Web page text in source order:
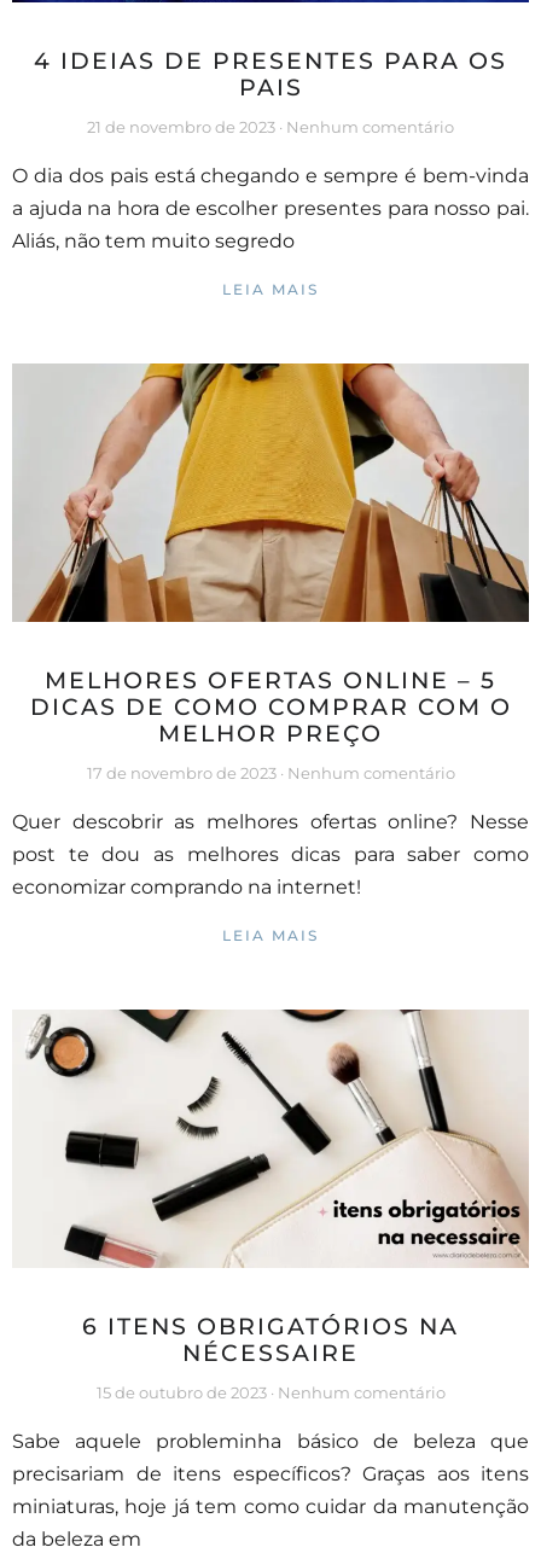
4 IDEIAS DE PRESENTES PARA OS
PAIS
21 de novembro de 2023 Nenhum comentário
O dia dos pais está chegando e sempre é bem-vinda
a ajuda na hora de escolher presentes para nosso pai.
Aliás, não tem muito segredo
LEIA MAIS
MELHORES OFERTAS ONLINE – 5
DICAS DE COMO COMPRAR COM O
MELHOR PREÇO
17 de novembro de 2023 Nenhum comentário
Quer descobrir as melhores ofertas online? Nesse
post te dou as melhores dicas para saber como
economizar comprando na internet!
LEIA MAIS
6 ITENS OBRIGATÓRIOS NA
NÉCESSAIRE
15 de outubro de 2023 Nenhum comentário
Sabe aquele probleminha básico de beleza que
precisariam de itens específicos? Graças aos itens
miniaturas, hoje já tem como cuidar da manutenção
da beleza em